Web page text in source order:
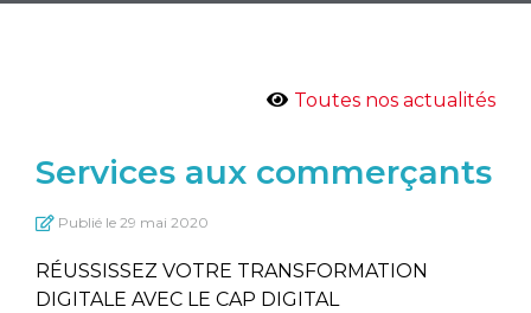
Toutes nos actualités
Services aux commerçants
Publié le 29 mai 2020
RÉUSSISSEZ VOTRE TRANSFORMATION
DIGITALE AVEC LE CAP DIGITAL